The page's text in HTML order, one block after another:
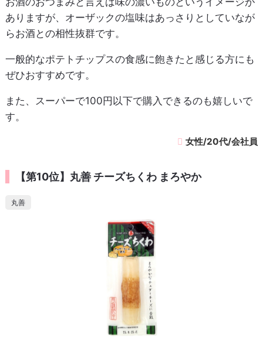
ありますが、オーザックの塩味はあっさりとしていなが
らお酒との相性抜群です。
一般的なポテトチップスの食感に飽きたと感じる方にも
ぜひおすすめです。
また、スーパーで100円以下で購入できるのも嬉しいで
す。
女性/20代/会社員
【第10位】丸善 チーズちくわ まろやか
丸善